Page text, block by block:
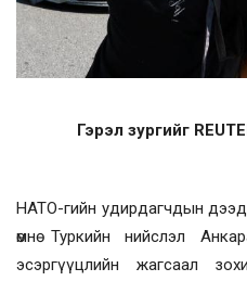
Гэрэл зургийг
НАТО-гийн удирдагчдын дээд
өмнө Туркийн нийслэл
эсэргүүцлийн жагсаал